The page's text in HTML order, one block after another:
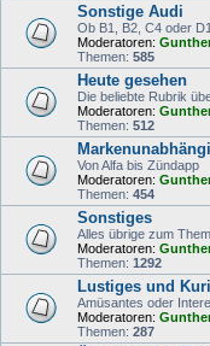
Sonstige Audi
Ob B1, B2, C4 oder
Moderatoren:
Themen: 585
Heute gesehen
Die beliebte Rubrik
Moderatoren:
Themen: 512
Von Alfa bis Zündapp
Moderatoren:
Themen: 454
Sonstiges
Alles übrige zum
Moderatoren:
Themen: 1292
Lustiges und
Amüsantes oder
Moderatoren:
Themen: 287